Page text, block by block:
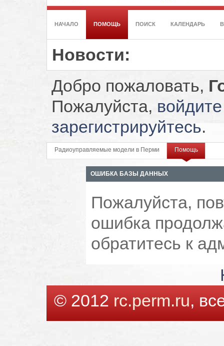
НАЧАЛО ПОМОЩЬ ПОИСК КАЛЕНДАРЬ
Новости:
Добро пожаловать,
Пожалуйста, войдите
зарегистрируйтесь.
Радиоуправляемые модели в Перми Помощь
ОШИБКА БАЗЫ ДАННЫХ
Пожалуйста,
ошибка
обратитесь к
© 2012 rc.perm.ru,